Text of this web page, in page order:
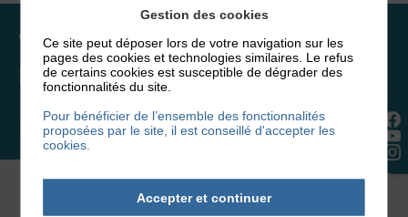
Vous souhaitez rejoindre
l’association ou faire un don ?
NOUS REJOINDRE
Gestion des cookies
Ce site peut déposer lors de votre navigation sur les
pages des cookies et technologies similaires. Le refus
de certains cookies est susceptible de dégrader des
fonctionnalités du site.
Pour bénéficier de l’ensemble des fonctionnalités
proposées par le site, il est conseillé d'accepter les
cookies.
Accepter et continuer